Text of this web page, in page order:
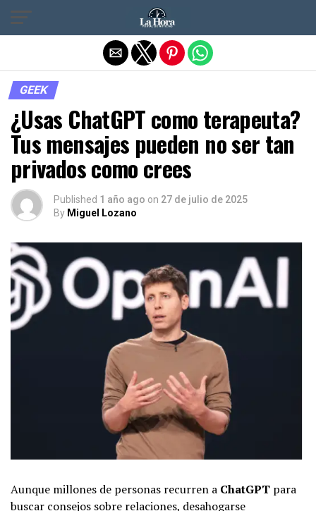
GEEK
¿Usas ChatGPT como terapeuta?
Tus mensajes pueden no ser tan
privados como crees
Published 1 año ago on 27 de julio de 2025
By Miguel Lozano
Aunque millones de personas recurren a ChatGPT para
buscar consejos sobre relaciones, desahogarse
Salir de la versión móvil